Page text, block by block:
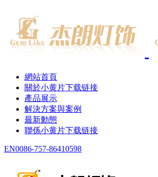
網站首頁
關於小黄片下载链接
產品展示
解決方案與案例
最新動態
聯係小黄片下载链接
EN0086-757-86410598